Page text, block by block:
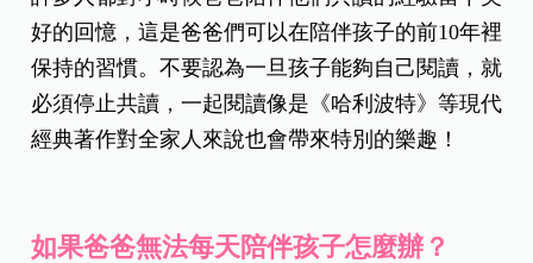
好的回憶，這是爸爸們可以在陪伴孩子的前10年裡
保持的習慣。不要認為一旦孩子能夠自己閱讀，就
必須停止共讀，一起閱讀像是《哈利波特》等現代
經典著作對全家人來說也會帶來特別的樂趣！
如果爸爸無法每天陪伴孩子怎麼辦？